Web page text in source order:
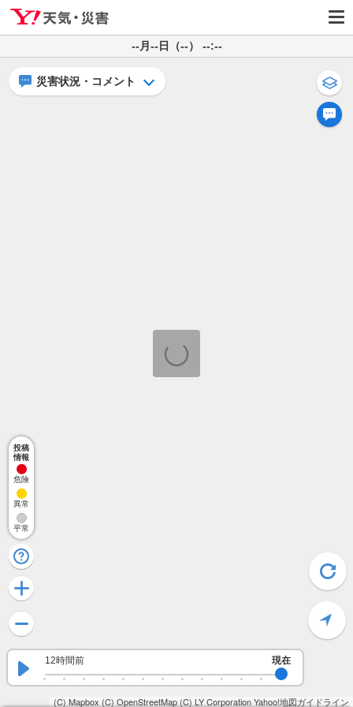
--月--日（--） --:--
(C) Mapbox (C) OpenStreetMap(C) LY CorporationYahoo!地図ガイドライン
災害状況・コメント
12時間前 現在
投稿
情報
危険
異常
平常